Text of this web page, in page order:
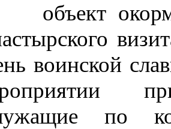
объект
воинской
по